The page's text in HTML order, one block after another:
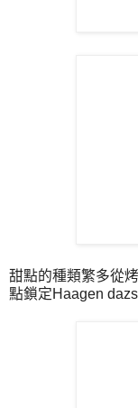
甜點的種類繁多從
點鎖定Haagen